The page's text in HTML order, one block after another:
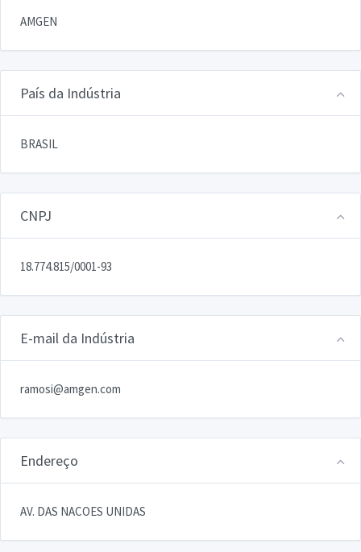
AMGEN
País da Indústria
BRASIL
CNPJ
18.774.815/0001-93
E-mail da Indústria
ramosi@amgen.com
Endereço
AV. DAS NACOES UNIDAS